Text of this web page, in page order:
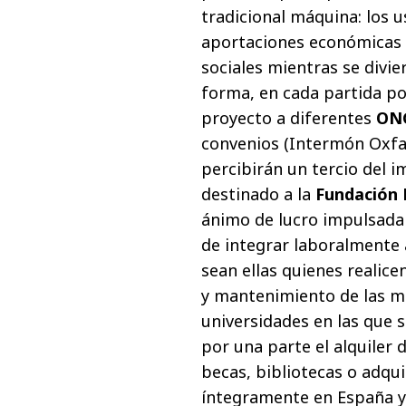
tradicional máquina: los
aportaciones
sociales mientras se
forma, en cada partida
proyecto a diferentes
convenios (Intermón
percibirán un tercio del
destinado a la Fundación
ánimo de lucro
de integrar laboralmente
sean ellas quienes
y mantenimiento de las
universidades en las que
por una parte el alquiler
becas, bibliotecas o
íntegramente en España